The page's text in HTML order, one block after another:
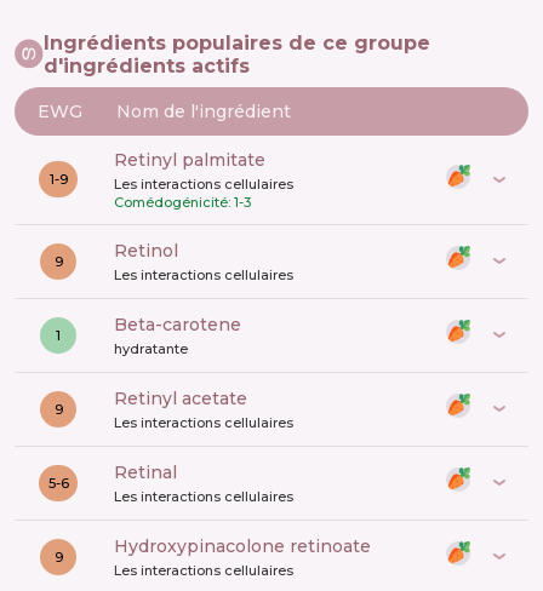
Ingrédients populaires de ce groupe
d'ingrédients actifs
EWG Nom de l'ingrédient
1-9
retinyl palmitate
Les interactions cellulaires
Comédogénicité: 1-3
9 retinol
Les interactions cellulaires
1 beta-carotene
hydratante
9 retinyl acetate
Les interactions cellulaires
5-6 retinal
Les interactions cellulaires
9 hydroxypinacolone retinoate
Les interactions cellulaires